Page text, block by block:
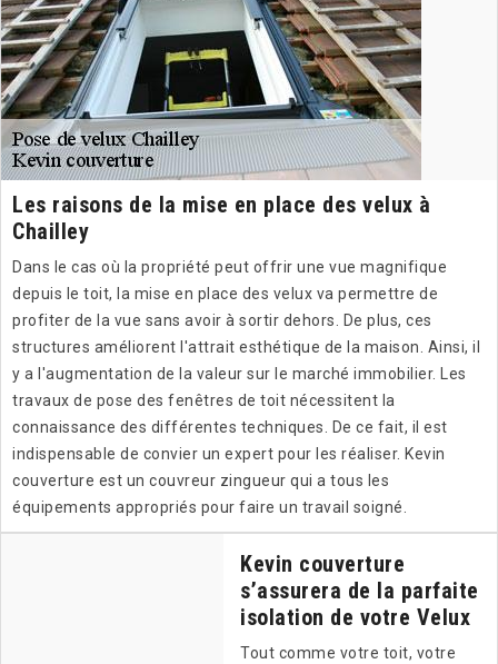
Les raisons de la mise en place des velux à
Chailley
Dans le cas où la propriété peut offrir une vue magnifique
depuis le toit, la mise en place des velux va permettre de
profiter de la vue sans avoir à sortir dehors. De plus, ces
structures améliorent l'attrait esthétique de la maison. Ainsi, il
y a l'augmentation de la valeur sur le marché immobilier. Les
travaux de pose des fenêtres de toit nécessitent la
connaissance des différentes techniques. De ce fait, il est
indispensable de convier un expert pour les réaliser. Kevin
couverture est un couvreur zingueur qui a tous les
équipements appropriés pour faire un travail soigné.
Kevin couverture
s’assurera de la parfaite
isolation de votre Velux
Tout comme votre toit, votre